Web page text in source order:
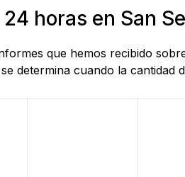
horas en San
que hemos recibido
determina cuando la